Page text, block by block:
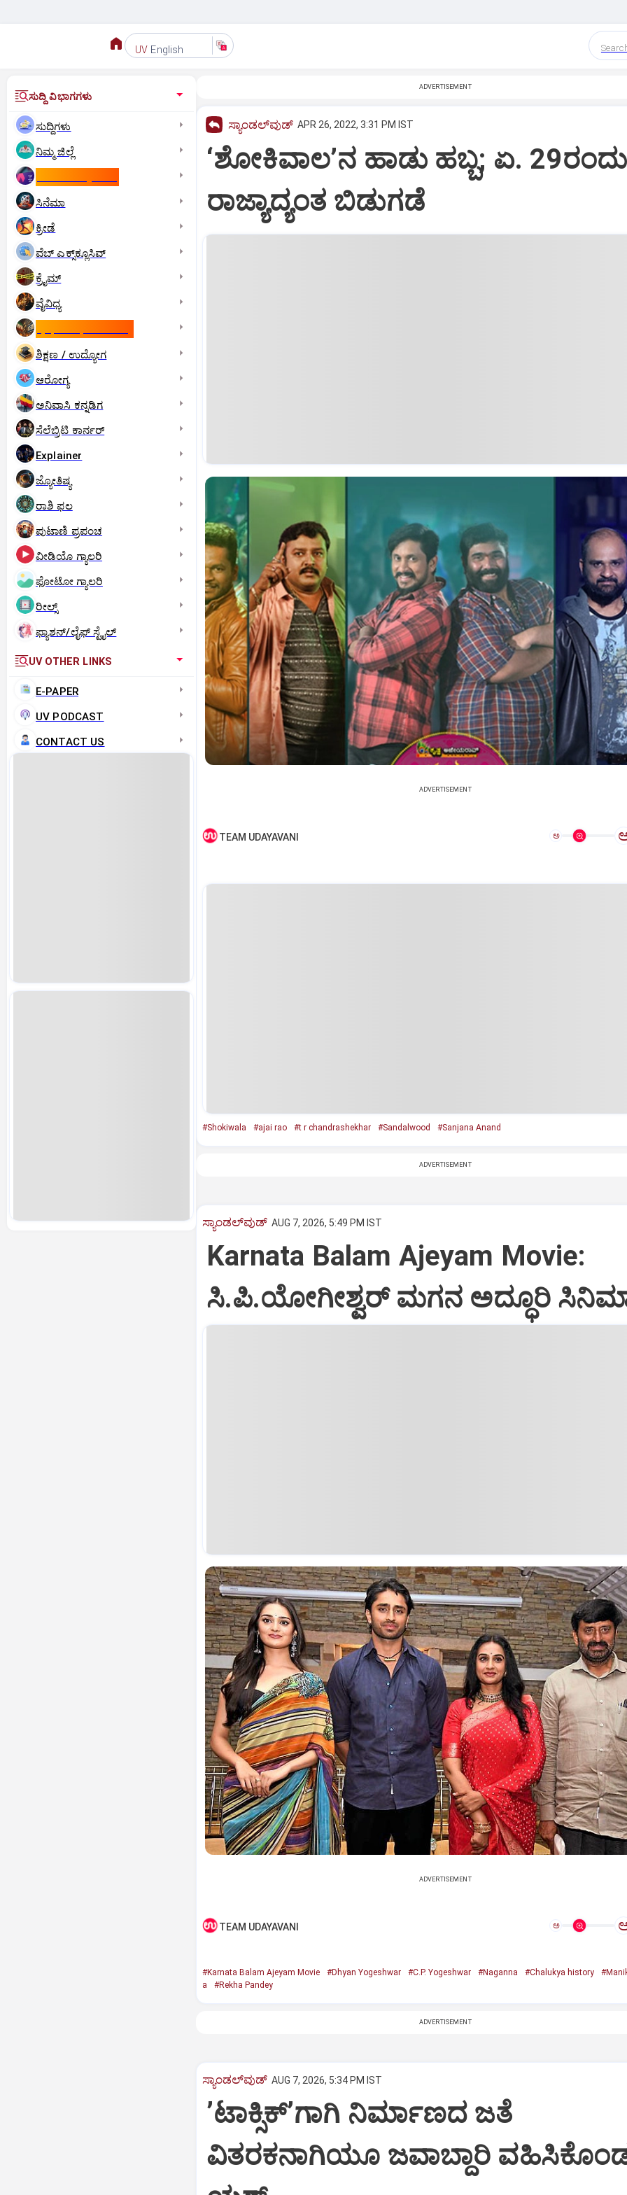
UV English
ಸುದ್ದಿ ವಿಭಾಗಗಳು
ಸುದ್ದಿಗಳು
ನಿಮ್ಮ ಜಿಲ್ಲೆ
ಸಿನೆಮಾ
ಕ್ರೀಡೆ
ವೆಬ್ ಎಕ್ಸ್‌ಕ್ಲೂಸಿವ್
ಕ್ರೈಮ್
ವೈವಿಧ್ಯ
ಶಿಕ್ಷಣ / ಉದ್ಯೋಗ
ಆರೋಗ್ಯ
ಅನಿವಾಸಿ ಕನ್ನಡಿಗ
ಸೆಲೆಬ್ರಿಟಿ ಕಾರ್ನರ್‌
Explainer
ಜ್ಯೋತಿಷ್ಯ
ರಾಶಿ ಫಲ
ಪುಟಾಣಿ ಪ್ರಪಂಚ
ವೀಡಿಯೊ ಗ್ಯಾಲರಿ
ಫೋಟೋ ಗ್ಯಾಲರಿ
ರೀಲ್ಸ್
ಫ್ಯಾಶನ್/ಲೈಫ್‌ ಸ್ಟೈಲ್
UV OTHER LINKS
E-PAPER
UV PODCAST
CONTACT US
ADVERTISEMENT
ಸ್ಯಾಂಡಲ್‌ವುಡ್‌ APR 26, 2022, 3:31 PM IST
‘ಶೋಕಿವಾಲ’ನ ಹಾಡು ಹಬ್ಬ; ಏ. 29ರಂದು
ರಾಜ್ಯಾದ್ಯಂತ ಬಿಡುಗಡೆ
ADVERTISEMENT
TEAM UDAYAVANI ಅ
#Shokiwala #ajai rao #t r chandrashekhar #Sandalwood #Sanjana Anand
ADVERTISEMENT
ಸ್ಯಾಂಡಲ್‌ವುಡ್‌ AUG 7, 2026, 5:49 PM IST
Karnata Balam Ajeyam Movie:
ಸಿ.ಪಿ.ಯೋಗೀಶ್ವರ್‌ ಮಗನ ಅದ್ಧೂರಿ
ADVERTISEMENT
TEAM UDAYAVANI ಅ
#Karnata Balam Ajeyam Movie #Dhyan Yogeshwar #C.P. Yogeshwar #Naganna #Chalukya history
a
#Rekha Pandey
ADVERTISEMENT
ಸ್ಯಾಂಡಲ್‌ವುಡ್‌ AUG 7, 2026, 5:34 PM IST
ʼಟಾಕ್ಸಿಕ್‌ʼಗಾಗಿ ನಿರ್ಮಾಣದ ಜತೆ
ವಿತರಕನಾಗಿಯೂ ಜವಾಬ್ದಾರಿ